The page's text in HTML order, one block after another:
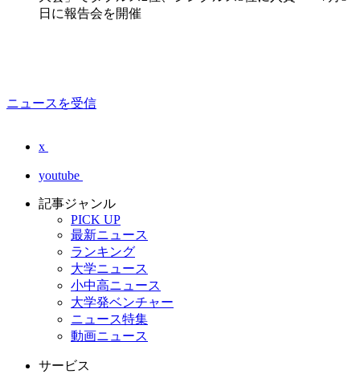
日に報告会を開催
ニュースを受信
x
youtube
記事ジャンル
PICK UP
最新ニュース
ランキング
大学ニュース
小中高ニュース
大学発ベンチャー
ニュース特集
動画ニュース
サービス